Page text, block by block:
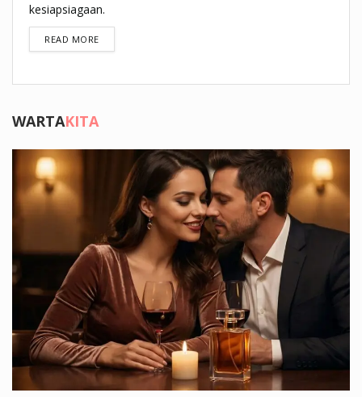
kesiapsiagaan.
READ MOREDETAILS
WARTAKITA